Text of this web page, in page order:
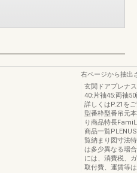
右ページから抽出
玄関ドアプレナ
40:片袖45:両袖
詳しくはP.21を
型番枠型番吊元
り商品特長
商品一覧
覧納まり図寸法
は多少異なる場
には、消費税、
取付費、運賃等